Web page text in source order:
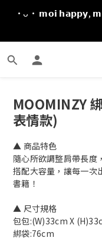
·ᴗ· 𝗺𝗼𝗶 𝗵𝗮𝗽𝗽𝘆,
MOOMINZY
表情款)
▲ 商品特色
隨心所欲調整肩帶長度
搭配大容量，讓每一次
書籍！
▲ 尺寸規格
包包:(W)33cm X
綁袋:76cm